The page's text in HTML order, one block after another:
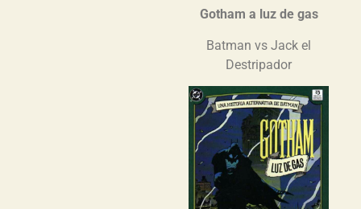
Gotham a luz de gas
Batman vs Jack el
Destripador